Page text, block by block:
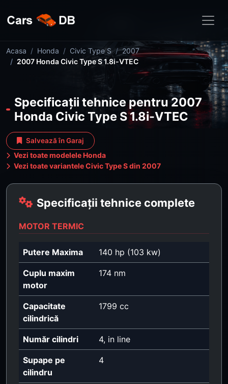
Acasa Honda Civic Type S
2007
2007 Honda Civic Type S 1.8i-VTEC
Specificații tehnice pentru 2007
Honda Civic Type S 1.8i-VTEC
Salvează în Garaj
Vezi toate modelele Honda
Vezi toate variantele Civic Type S din 2007
Specificații tehnice complete
MOTOR TERMIC
Putere Maxima 140 hp (103 kw)
Cuplu maxim
motor
174 nm
Capacitate
cilindrică
1799 cc
Număr cilindri 4, in line
Supape pe
cilindru
4